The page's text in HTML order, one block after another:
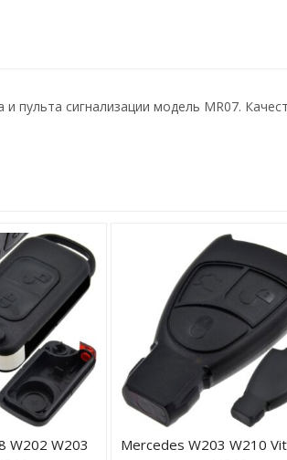
пульта сигнализации модель MR07.
W202 W203
Mercedes W203 W210